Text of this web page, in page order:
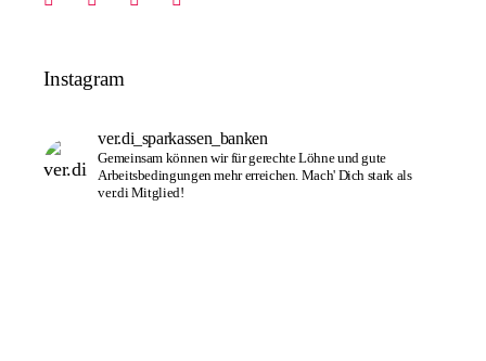
Instagram
ver.di_sparkassen_banken
Gemeinsam können wir für gerechte Löhne und gute
Arbeitsbedingungen mehr erreichen. Mach' Dich stark als
ver.di Mitglied!